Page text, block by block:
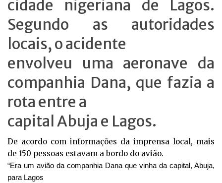
cidade nigeriana de Lagos.
Segundo as autoridades
locais, o acidente
envolveu uma aeronave da
companhia Dana, que fazia a
rota entre a
capital Abuja e Lagos.
De acordo com informações da imprensa local, mais
de 150 pessoas estavam a bordo do avião.
“Era um avião da companhia Dana que vinha da capital, Abuja,
para Lagos